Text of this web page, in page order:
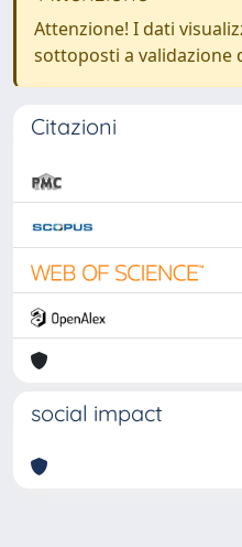
Attenzione! I dati
sottoposti a validazione
Citazioni
social impact